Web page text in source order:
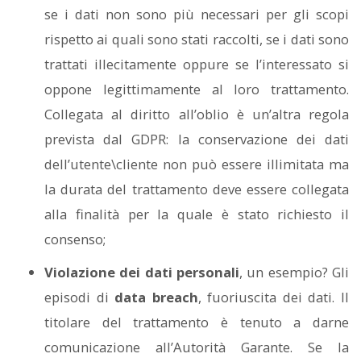
se i dati non sono più necessari per gli scopi
rispetto ai quali sono stati raccolti, se i dati sono
trattati illecitamente oppure se l’interessato si
oppone legittimamente al loro trattamento.
Collegata al diritto all’oblio è un’altra regola
prevista dal GDPR: la conservazione dei dati
dell’utente\cliente non può essere illimitata ma
la durata del trattamento deve essere collegata
alla finalità per la quale è stato richiesto il
consenso;
Violazione dei dati personali, un esempio? Gli
episodi di data breach, fuoriuscita dei dati. Il
titolare del trattamento è tenuto a darne
comunicazione all’Autorità Garante. Se la